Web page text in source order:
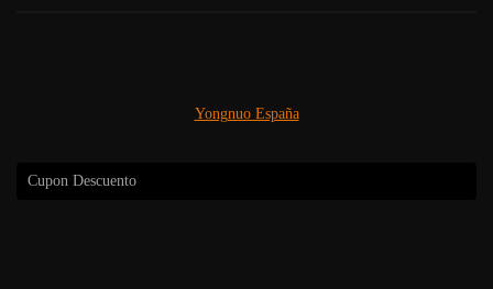
Yongnuo España
Cupon Descuento